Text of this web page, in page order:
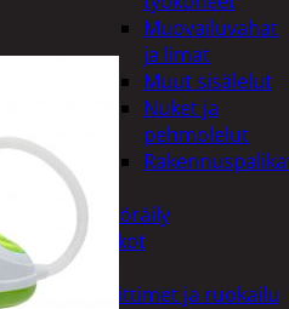
Muovailuvahat
ja limat
Muut sisälelut
Nuket ja
pehmolelut
Pelit
Polkupyöräily
Lukot
Retkeily
Keittimet ja ruokailu